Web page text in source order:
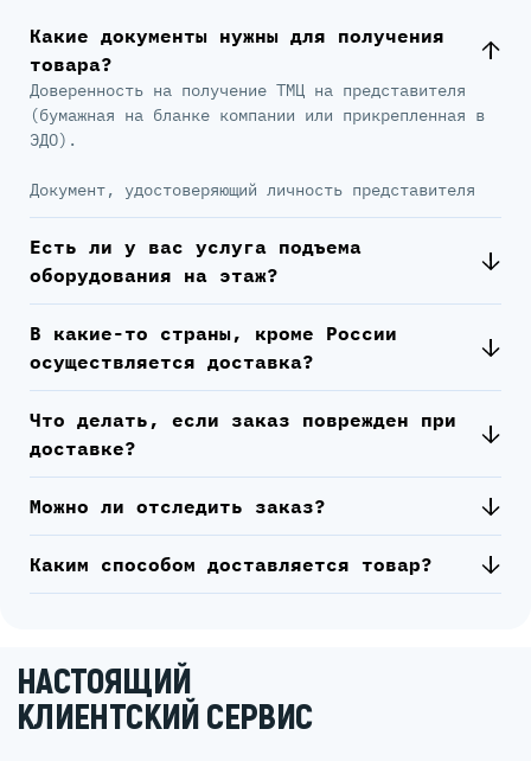
Какие документы нужны для получения
товара?
Доверенность на получение ТМЦ на представителя
(бумажная на бланке компании или прикрепленная в
ЭДО).
Документ, удостоверяющий личность представителя
Есть ли у вас услуга подъема
оборудования на этаж?
В какие-то страны, кроме России
осуществляется доставка?
Что делать, если заказ поврежден при
доставке?
Можно ли отследить заказ?
Каким способом доставляется товар?
НАСТОЯЩИЙ
КЛИЕНТСКИЙ СЕРВИС